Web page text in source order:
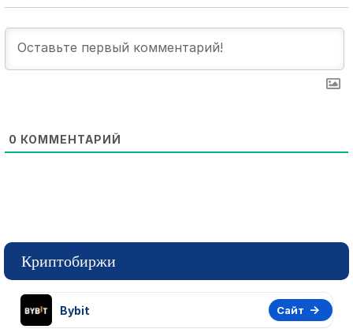
0 КОММЕНТАРИЙ
Криптобиржи
Bybit Сайт